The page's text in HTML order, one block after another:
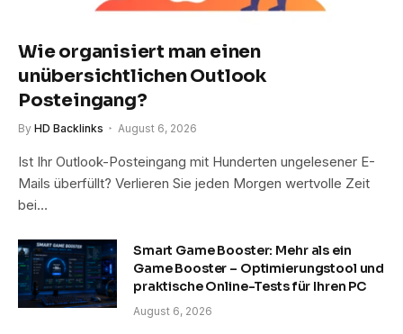
Wie organisiert man einen
unübersichtlichen Outlook
Posteingang?
By HD Backlinks August 6, 2026
Ist Ihr Outlook-Posteingang mit Hunderten ungelesener E-
Mails überfüllt? Verlieren Sie jeden Morgen wertvolle Zeit
bei…
Smart Game Booster: Mehr als ein
Game Booster – Optimierungstool und
praktische Online-Tests für Ihren PC
August 6, 2026